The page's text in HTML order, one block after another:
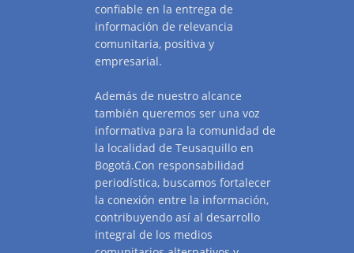
confiable en la entrega de
información de relevancia
comunitaria, positiva y
empresarial.
Además de nuestro alcance
también queremos ser una voz
informativa para la comunidad de
la localidad de Teusaquillo en
Bogotá.Con responsabilidad
periodística, buscamos fortalecer
la conexión entre la información,
contribuyendo así al desarrollo
integral de los medios